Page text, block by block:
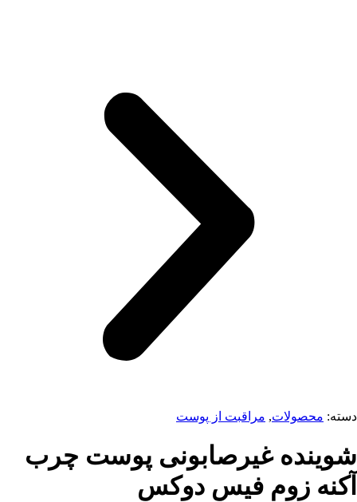
دسته: محصولات, مراقبت از پوست
شوینده غیرصابونی پوست چرب
آکنه زوم فیس دوکس